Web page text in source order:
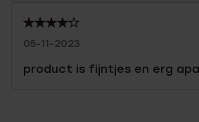
05-11-2023
product is fijntjes en erg